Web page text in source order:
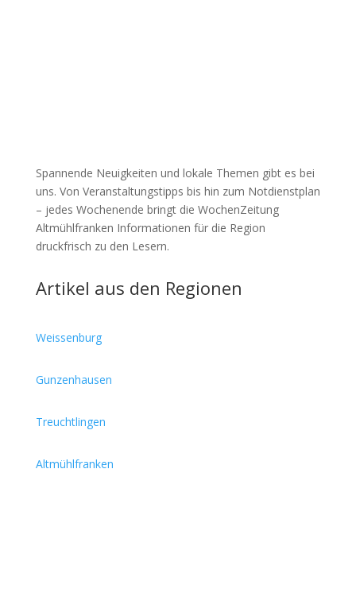
Spannende Neuigkeiten und lokale Themen gibt es bei
uns. Von Veranstaltungstipps bis hin zum Notdienstplan
– jedes Wochenende bringt die WochenZeitung
Altmühlfranken Informationen für die Region
druckfrisch zu den Lesern.
Artikel aus den Regionen
Weissenburg
Gunzenhausen
Treuchtlingen
Altmühlfranken